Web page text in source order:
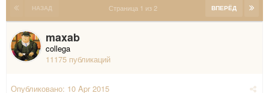
НАЗАД ВПЕРЁД
Страница 1 из 2
maxab
collega
11175 публикаций
Опубликовано: 10 Apr 2015